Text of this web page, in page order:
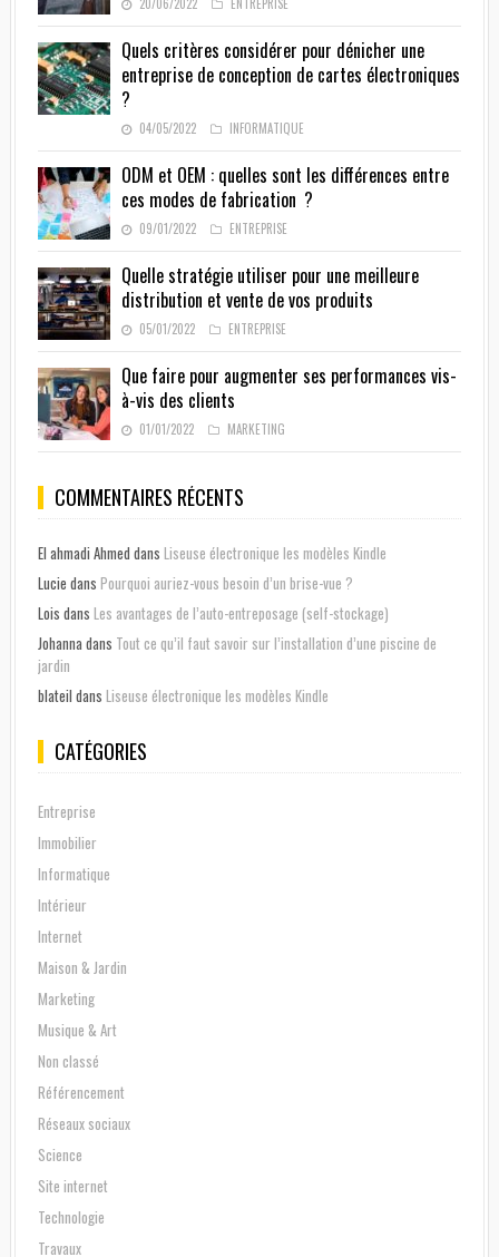
20/06/2022 ENTREPRISE
Quels critères considérer pour dénicher une
entreprise de conception de cartes électroniques
?
04/05/2022 INFORMATIQUE
ODM et OEM : quelles sont les différences entre
ces modes de fabrication ?
09/01/2022 ENTREPRISE
Quelle stratégie utiliser pour une meilleure
distribution et vente de vos produits
05/01/2022 ENTREPRISE
Que faire pour augmenter ses performances vis-
à-vis des clients
01/01/2022 MARKETING
COMMENTAIRES RÉCENTS
El ahmadi Ahmed dans Liseuse électronique les modèles Kindle
Lucie dans Pourquoi auriez-vous besoin d’un brise-vue ?
Lois dans Les avantages de l’auto-entreposage (self-stockage)
Johannadans Tout ce qu’il faut savoir sur l’installation d’une piscine de
jardin
blateil dans Liseuse électronique les modèles Kindle
CATÉGORIES
Entreprise
Immobilier
Informatique
Intérieur
Internet
Maison & Jardin
Marketing
Musique & Art
Non classé
Référencement
Réseaux sociaux
Science
Site internet
Technologie
Travaux